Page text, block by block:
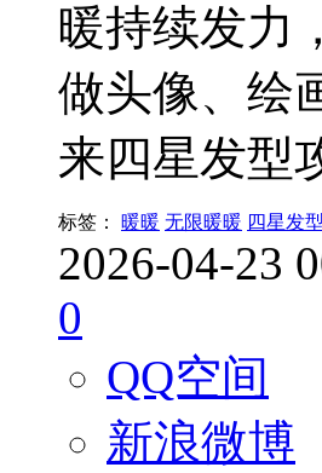
暖持续发力
做头像、绘
来四星发型
标签： 暖暖 无限暖暖 四星发型
2026-04-23
0
QQ空间
新浪微博